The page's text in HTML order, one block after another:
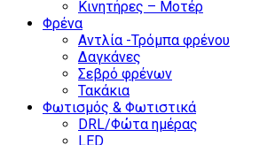
Κινητήρες – Μοτέρ
Φρένα
Αντλία -Τρόμπα φρένου
Δαγκάνες
Σεβρό φρένων
Τακάκια
Φωτισμός & Φωτιστικά
DRL/Φώτα ημέρας
LED